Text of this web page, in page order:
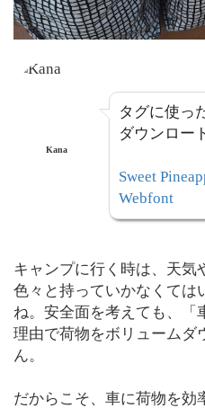
Kana
タグに使っ
ダウンロー
Sweet
Webfont
キャンプに行く時は、天気
色々と持っていかなくては
ね。安全面を考えても、「
理由で荷物をボリュームダ
ん。
だからこそ、車に荷物を効